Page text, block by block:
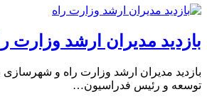
بازدید مدیران ارشد وزارت
بازدید مدیران ارشد وزارت راه و
توسعه و رئیس فدراسیون…